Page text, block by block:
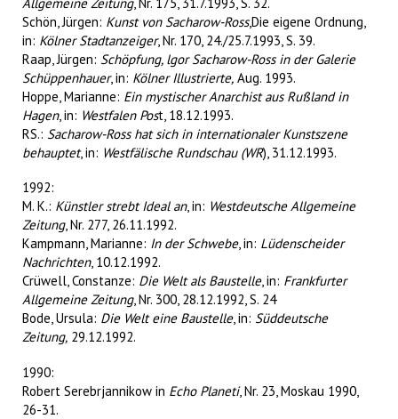
Schön, Jürgen: Kunst von Sacharow-Ross,Die eigene Ordnung,
in: Kölner Stadtanzeiger, Nr. 170, 24./25.7.1993, S. 39.
Raap, Jürgen: Schöpfung, lgor Sacharow-Ross in der Galerie
Schüppenhauer, in: Kölner Illustrierte, Aug. 1993.
Hoppe, Marianne: Ein mystischer Anarchist aus Rußland in
Hagen, in: Westfalen Post, 18.12.1993.
RS.: Sacharow-Ross hat sich in internationaler Kunstszene
behauptet, in: Westfälische Rundschau (WR), 31.12.1993.
1992:
M. K.: Künstler strebt Ideal an, in: Westdeutsche Allgemeine
Zeitung, Nr. 277, 26.11.1992.
Kampmann, Marianne: In der Schwebe, in: Lüdenscheider
Nachrichten, 10.12.1992.
Crüwell, Constanze: Die Welt als Baustelle, in: Frankfurter
Allgemeine Zeitung, Nr. 300, 28.12.1992, S. 24
Bode, Ursula: Die Welt eine Baustelle, in: Süddeutsche
Zeitung, 29.12.1992.
1990:
Robert Serebrjannikow in Echo Planeti, Nr. 23, Moskau 1990,
26-31.